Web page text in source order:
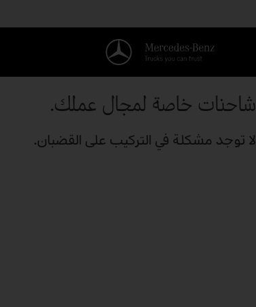
شاحنات خاصة لمجال عملك.
لا توجد مشكلة في التركيب على القضبان.